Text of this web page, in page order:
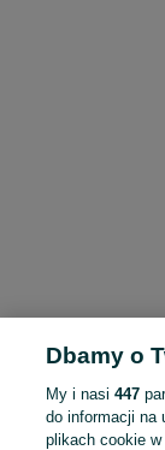
Dbamy o
My i nasi447
do informacji na
plikach cookie